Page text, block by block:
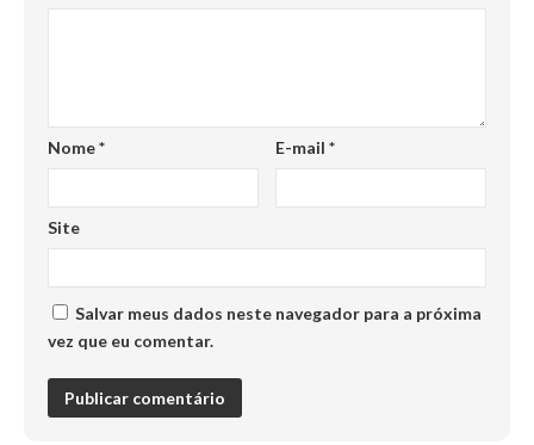
Nome* E-mail*
Site
Salvar meus dados neste navegador para a próxima
vez que eu comentar.